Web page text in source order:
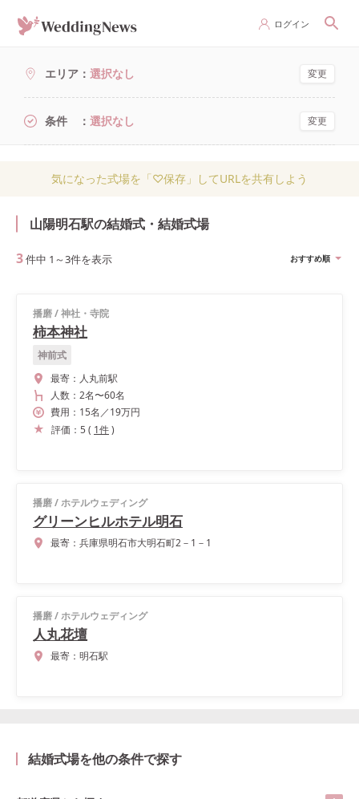
ログイン
エリア 選択なし 変更
条件 選択なし 変更
気になった式場を「♡保存」してURLを共有しよう
山陽明石駅の結婚式・結婚式場
3件中 1 ～3件を表示 おすすめ順
播磨/神社・寺院
柿本神社
神前式
最寄： 人丸前駅
人数： 2名〜60名
費用： 15名 ／19万円
評価： 5( 1件)
播磨/ホテルウェディング
グリーンヒルホテル明石
最寄： 兵庫県明石市大明石町2－1－1
播磨/ホテルウェディング
人丸花壇
最寄： 明石駅
結婚式場を他の条件で探す